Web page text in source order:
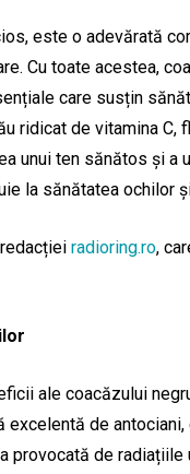
este o adevărată
Cu toate acestea,
care susțin
ridicat de vitamina C,
unui ten sănătos și a
la sănătatea ochilor
radioring.ro,
ale coacăzului
excelentă de
provocată de